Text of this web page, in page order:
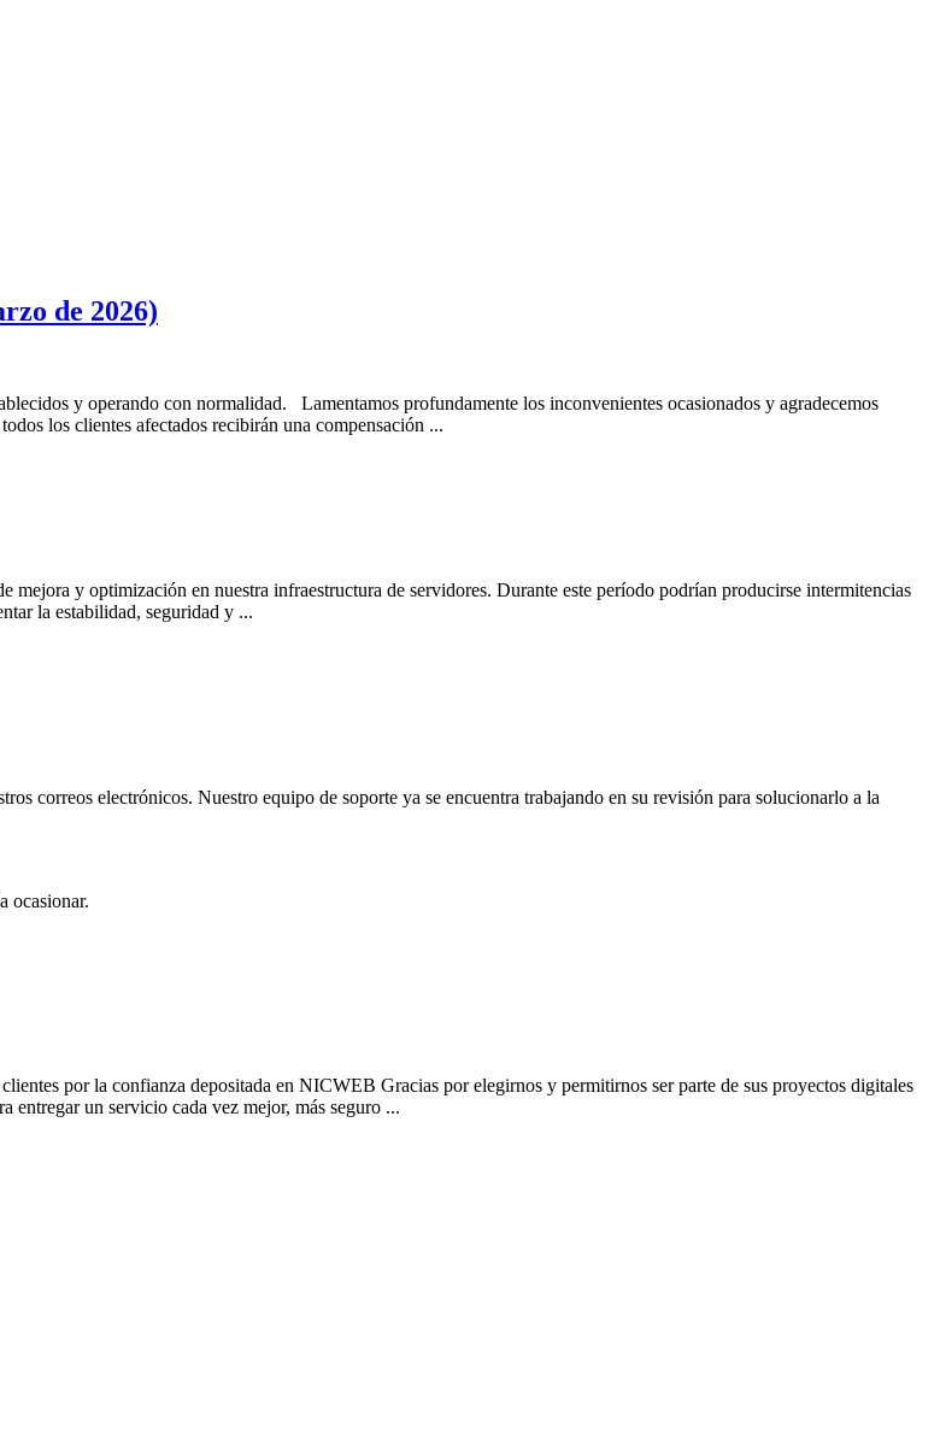
de 2026)
y operando con normalidad. Lamentamos profundamente los inconvenientes ocasionados y agradecemos
los clientes afectados recibirán una compensación ...
mejora y optimización en nuestra infraestructura de servidores. Durante este período podrían producirse intermitencias
la estabilidad, seguridad y ...
correos electrónicos. Nuestro equipo de soporte ya se encuentra trabajando en su revisión para solucionarlo a la
ocasionar.
por la confianza depositada en NICWEB Gracias por elegirnos y permitirnos ser parte de sus proyectos digitales
entregar un servicio cada vez mejor, más seguro ...